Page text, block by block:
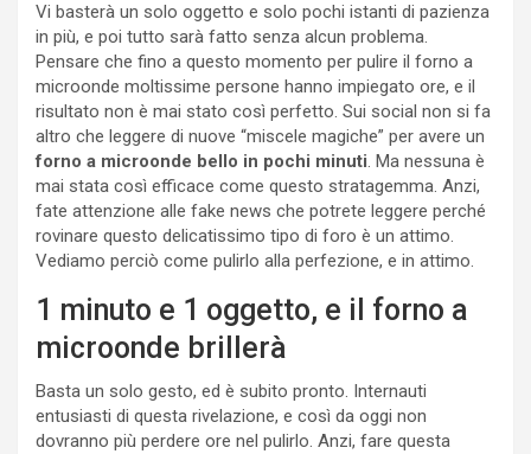
Vi basterà un solo oggetto e solo pochi istanti di pazienza
in più, e poi tutto sarà fatto senza alcun problema.
Pensare che fino a questo momento per pulire il forno a
microonde moltissime persone hanno impiegato ore, e il
risultato non è mai stato così perfetto. Sui social non si fa
altro che leggere di nuove “miscele magiche” per avere un
forno a microonde bello in pochi minuti. Ma nessuna è
mai stata così efficace come questo stratagemma. Anzi,
fate attenzione alle fake news che potrete leggere perché
rovinare questo delicatissimo tipo di foro è un attimo.
Vediamo perciò come pulirlo alla perfezione, e in attimo.
1 minuto e 1 oggetto, e il forno a
microonde brillerà
Basta un solo gesto, ed è subito pronto. Internauti
entusiasti di questa rivelazione, e così da oggi non
dovranno più perdere ore nel pulirlo. Anzi, fare questa